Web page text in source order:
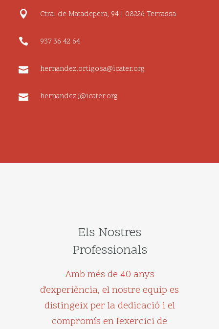
Ctra. de Matadepera, 94 | 08226 Terrassa
937 36 42 64
hernandez.ortigosa@icater.org
hernandez.j@icater.org
Els Nostres
Professionals
Amb més de 40 anys
d'experiència, el nostre equip es
distingeix per la dedicació i el
compromís en l'exercici de